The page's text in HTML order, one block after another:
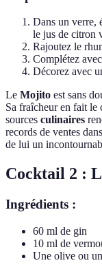
Dans un verre,
le jus de citron
Rajoutez le
Complétez
Décorez avec
Le Mojito est sans
Sa fraîcheur en fait le
sources culinaires
records de ventes
de lui un
Cocktail 2 :
Ingrédients :
60 ml de gin
10 ml de
Une olive ou